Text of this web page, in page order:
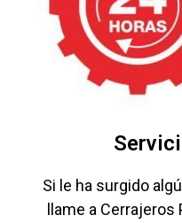
Si le ha surgido
llame a